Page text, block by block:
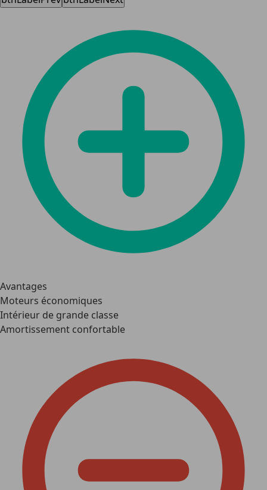
Avantages
Moteurs économiques
Intérieur de grande classe
Amortissement confortable